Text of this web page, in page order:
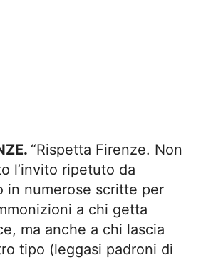
“Rispetta Firenze. Non
l’invito ripetuto da
in numerose scritte per
a chi getta
ma anche a chi lascia
tipo (leggasi padroni di